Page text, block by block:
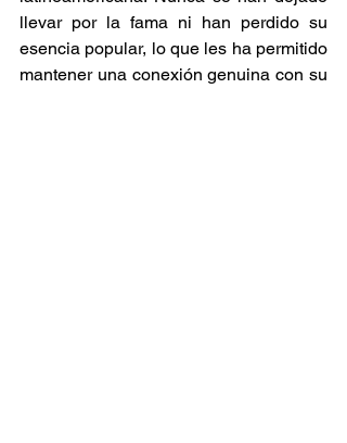
llevar por la fama ni han perdido su
esencia popular, lo que les ha permitido
mantener una conexión genuina con su